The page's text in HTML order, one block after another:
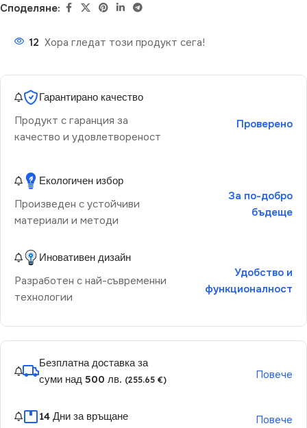
Споделяне:
12 Хора гледат този продукт сега!
Гарантирано качество
Продукт с гаранция за
качество и удовлетвореност
Проверено
Екологичен избор
Произведен с устойчиви
материали и методи
За по-добро
бъдеще
Иновативен дизайн
Разработен с най-съвременни
технологии
Удобство и
функционалност
Безплатна доставка за
суми над 500 лв. (255.65 €) Повече
14 Дни за връщане Повече